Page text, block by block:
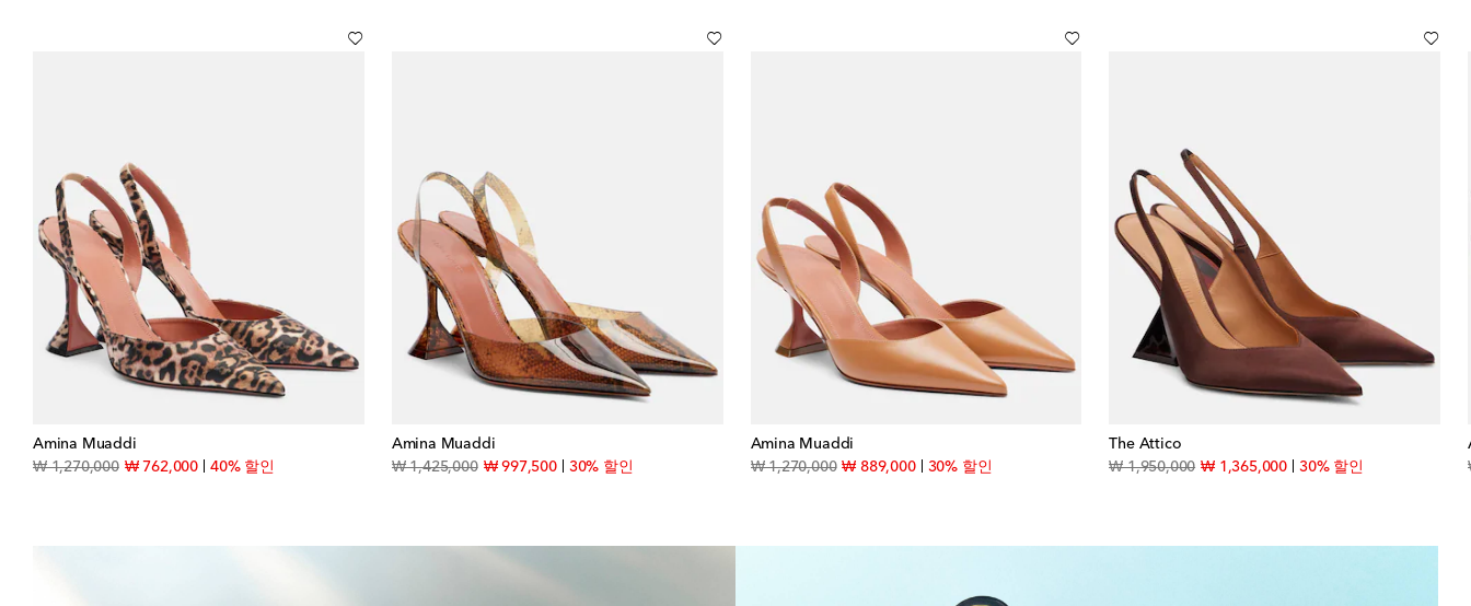
Amina Muaddi
₩ 1,270,000original price
₩ 762,000discount price
40% 할인
Amina Muaddi
₩ 1,425,000original price
₩ 997,500discount price
30% 할인
Amina Muaddi
₩ 1,270,000original price
₩ 889,000discount price
30% 할인
The Attico
₩ 1,950,000original price
₩ 1,365,000discount price
30% 할인